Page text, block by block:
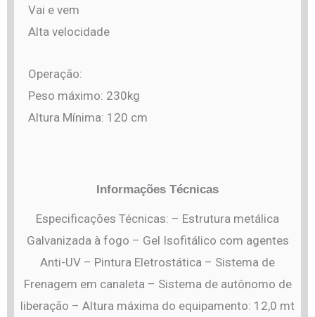
Vai e vem
Alta velocidade
Operação:
Peso máximo: 230kg
Altura Mínima: 120 cm
Informações Técnicas
Especificações Técnicas: – Estrutura metálica
Galvanizada à fogo – Gel Isofitálico com agentes
Anti-UV – Pintura Eletrostática – Sistema de
Frenagem em canaleta – Sistema de autônomo de
liberação – Altura máxima do equipamento: 12,0 mt